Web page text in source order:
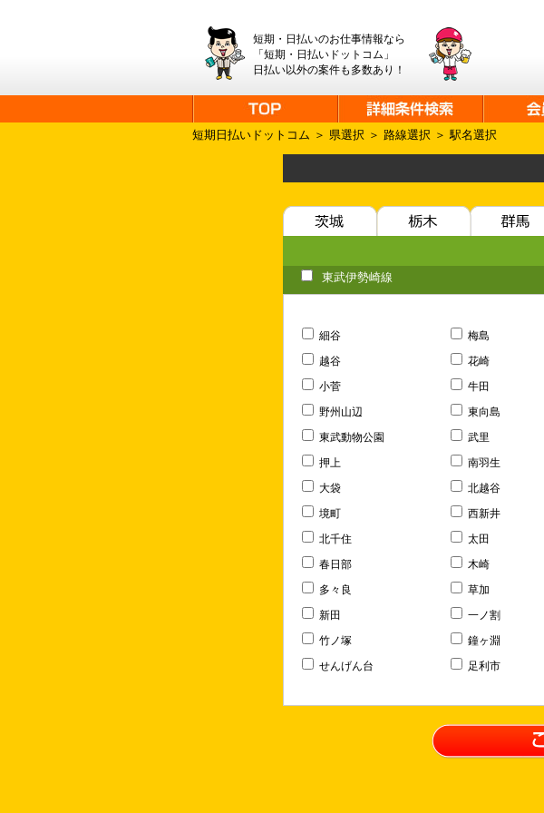
短期・日払いのお仕事情報なら
「短期・日払いドットコム」
日払い以外の案件も多数あり！
短期日払いドットコム ＞ 県選択 ＞ 路線選択 ＞ 駅名選択
東武伊勢崎線
細谷
越谷
小菅
野州山辺
東武動物公園
押上
大袋
境町
北千住
春日部
多々良
新田
竹ノ塚
せんげん台
梅島
花崎
牛田
東向島
武里
南羽生
北越谷
西新井
太田
木崎
草加
一ノ割
鐘ヶ淵
足利市